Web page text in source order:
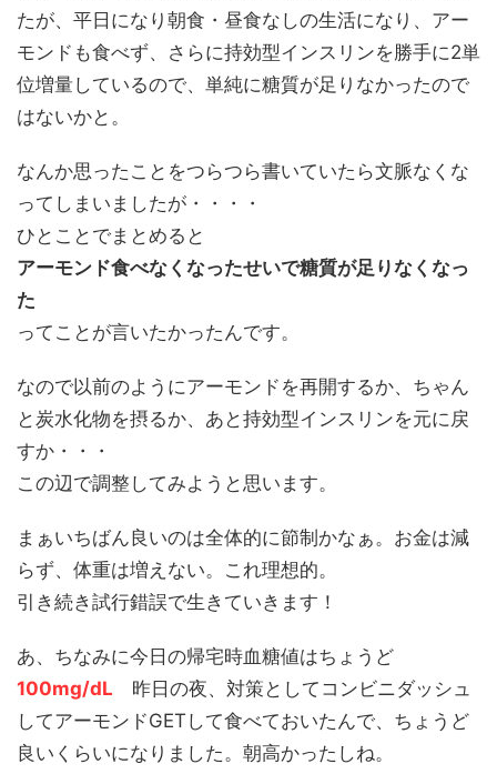
たが、平日になり朝食・昼食なしの生活になり、アー
モンドも食べず、さらに持効型インスリンを勝手に2単
位増量しているので、単純に糖質が足りなかったので
はないかと。
なんか思ったことをつらつら書いていたら文脈なくな
ってしまいましたが・・・・
ひとことでまとめると
アーモンド食べなくなったせいで糖質が足りなくなっ
た
ってことが言いたかったんです。
なので以前のようにアーモンドを再開するか、ちゃん
と炭水化物を摂るか、あと持効型インスリンを元に戻
すか・・・
この辺で調整してみようと思います。
まぁいちばん良いのは全体的に節制かなぁ。お金は減
らず、体重は増えない。これ理想的。
引き続き試行錯誤で生きていきます！
あ、ちなみに今日の帰宅時血糖値はちょうど
100mg/dL 昨日の夜、対策としてコンビニダッシュ
してアーモンドGETして食べておいたんで、ちょうど
良いくらいになりました。朝高かったしね。